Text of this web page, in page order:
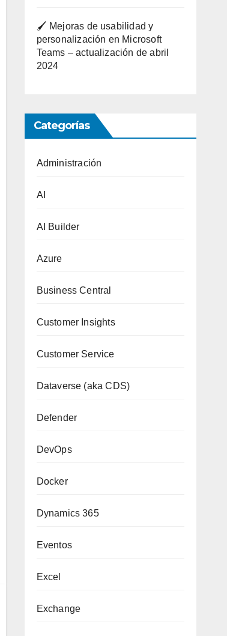
🖌️ Mejoras de usabilidad y
personalización en Microsoft
Teams – actualización de abril
2024
Categorías
Administración
AI
AI Builder
Azure
Business Central
Customer Insights
Customer Service
Dataverse (aka CDS)
Defender
DevOps
Docker
Dynamics 365
Eventos
Excel
Exchange